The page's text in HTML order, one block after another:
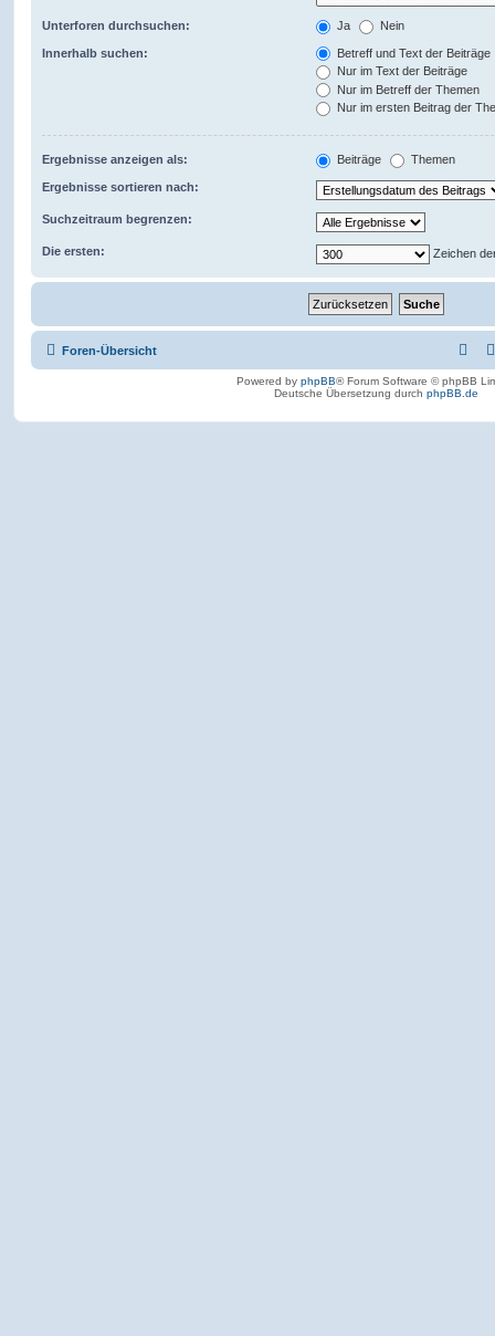
Unterforen durchsuchen: Ja Nein
Innerhalb suchen:
Betreff und Text der Beiträge
Nur im Text der Beiträge
Nur im Betreff der Themen
Nur im ersten Beitrag der
Ergebnisse anzeigen als: Beiträge Themen
Ergebnisse sortieren nach:
Suchzeitraum begrenzen:
Die ersten: Zeichen
Foren-Übersicht
Powered by phpBB® Forum Software © phpBB
Deutsche Übersetzung durch phpBB.de